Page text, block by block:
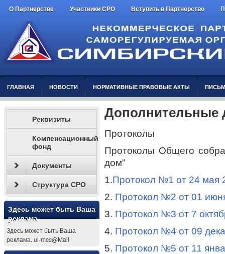
О Партнерстве Участники СРО Вступить в Партнерство
ГЛАВНАЯ НОВОСТИ НОРМАТИВНЫЕ ПРАВОВЫЕ АКТЫ
Реквизиты
Компенсационный
фонд
Документы
Структура СРО
Здесь может быть Ваша
реклама
Здесь может быть Ваша
реклама. ul-mcc@Mail
Дополнительные
Протоколы
Протоколы Общего
дом”
1.Протокол №1 от 24 мая
2. Протокол №2 от 01
3. Протокол №3 от 7
4. Протокол №4 от 09
5. Протокол №5 от 11